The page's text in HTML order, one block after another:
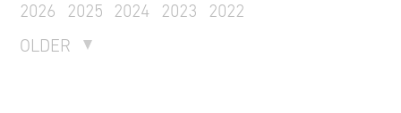
2026 2025 2024 2023
2022
OLDER